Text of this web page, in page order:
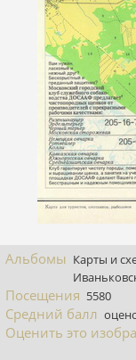
Альбомы Карты и
Посещения 5580
Средний балл
Оценить это